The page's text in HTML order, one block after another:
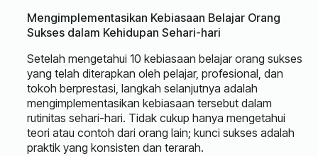
Mengimplementasikan Kebiasaan Belajar Orang
Sukses dalam Kehidupan Sehari-hari
Setelah mengetahui 10 kebiasaan belajar orang sukses
yang telah diterapkan oleh pelajar, profesional, dan
tokoh berprestasi, langkah selanjutnya adalah
mengimplementasikan kebiasaan tersebut dalam
rutinitas sehari-hari. Tidak cukup hanya mengetahui
teori atau contoh dari orang lain; kunci sukses adalah
praktik yang konsisten dan terarah.